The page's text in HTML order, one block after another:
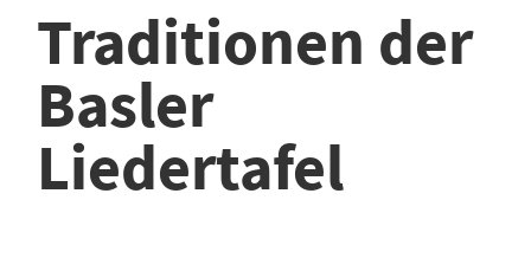
Traditionen der
Basler
Liedertafel